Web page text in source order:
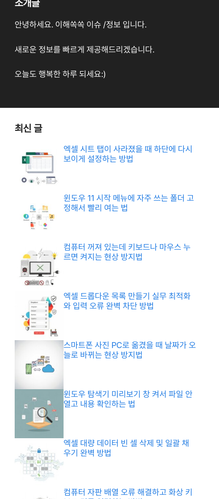
소개글
안녕하세요. 이해쏙쏙 이슈 /정보 입니다.
새로운 정보를 빠르게 제공해드리겠습니다.
오늘도 행복한 하루 되세요:)
최신 글
엑셀 시트 탭이 사라졌을 때 하단에 다시
보이게 설정하는 방법
윈도우 11 시작 메뉴에 자주 쓰는 폴더 고
정해서 빨리 여는 법
컴퓨터 꺼져 있는데 키보드나 마우스 누
르면 켜지는 현상 방지법
엑셀 드롭다운 목록 만들기 실무 최적화
와 입력 오류 완벽 차단 방법
스마트폰 사진 PC로 옮겼을 때 날짜가 오
늘로 바뀌는 현상 방지법
윈도우 탐색기 미리보기 창 켜서 파일 안
열고 내용 확인하는 법
엑셀 대량 데이터 빈 셀 삭제 및 일괄 채
우기 완벽 방법
컴퓨터 자판 배열 오류 해결하고 화상 키